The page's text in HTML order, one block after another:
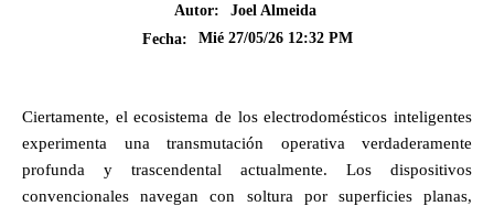
Autor:
Joel Almeida
Fecha:
Mié 27/05/26 12:32 PM
Ciertamente, el ecosistema de los electrodomésticos inteligentes
experimenta una transmutación operativa verdaderamente
profunda y trascendental actualmente. Los dispositivos
convencionales navegan con soltura por superficies planas,